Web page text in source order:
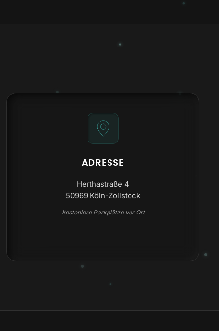
ADRESSE
Herthastraße 4
50969 Köln-Zollstock
Kostenlose Parkplätze vor Ort